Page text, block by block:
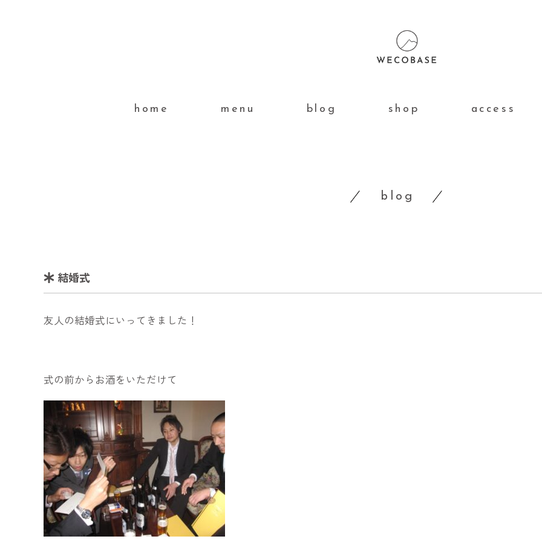
home menu blog shop access
blog
結婚式
友人の結婚式にいってきました！
式の前からお酒をいただけて